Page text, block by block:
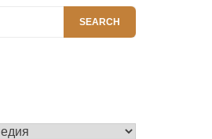
SEARCH